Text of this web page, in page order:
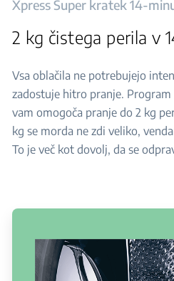
Xpress Super kratek 14-
2 kg čistega perila v
Vsa oblačila ne potrebujejo
zadostuje hitro pranje. Program
vam omogoča pranje do 2 kg
kg se morda ne zdi veliko,
To je več kot dovolj, da se